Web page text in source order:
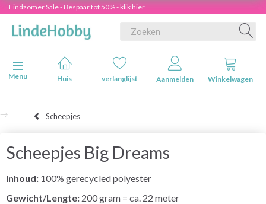
Eindzomer Sale - Bespaar tot 50% - klik hier
Navigatie in-/uitschakelen
Menu
Huis verlanglijst Aanmelden Winkelwagen
Scheepjes
Scheepjes Big Dreams
Inhoud: 100% gerecycled polyester
Gewicht/Lengte: 200 gram = ca. 22 meter